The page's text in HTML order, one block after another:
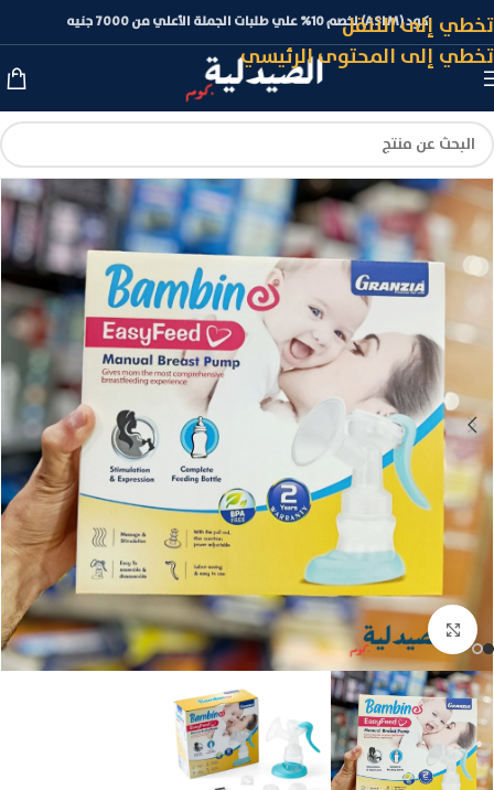
تخطي إلى التنقل
تخطي إلى المحتوى الرئيسي
كود (ASLM) لخصم 10% علي طلبات الجملة الأعلي من 7000 جنيه
انقر للتكبير